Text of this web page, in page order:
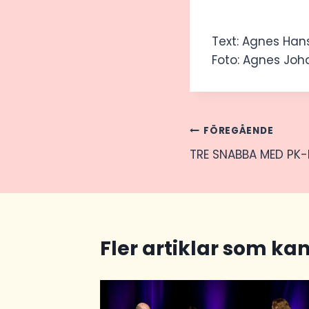
Text: Agnes
Foto: Agnes
FÖREGÅENDE
TRE SNABBA MED
Fler artiklar som